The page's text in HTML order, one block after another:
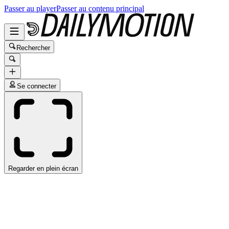
Passer au playerPasser au contenu principal
Rechercher
Se connecter
Regarder en plein écran